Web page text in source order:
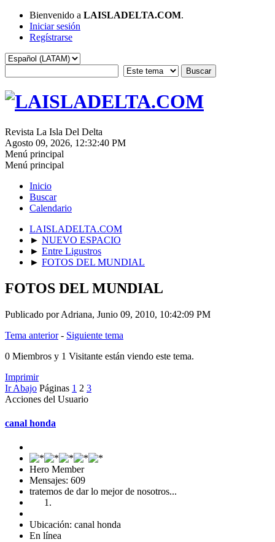
Bienvenido a LAISLADELTA.COM.
Iniciar sesión
Regístrarse
Revista La Isla Del Delta
Agosto 09, 2026, 12:32:40 PM
Menú principal
Menú principal
Inicio
Buscar
Calendario
LAISLADELTA.COM
► NUEVO ESPACIO
► Entre Ligustros
► FOTOS DEL MUNDIAL
FOTOS DEL MUNDIAL
Publicado por Adriana, Junio 09, 2010, 10:42:09 PM
Tema anterior- Siguiente tema
0 Miembros y 1 Visitante están viendo este tema.
Imprimir
Ir Abajo Páginas 1 2 3
Acciones del Usuario
canal honda
Hero Member
Mensajes: 609
tratemos de dar lo mejor de nosotros...
Ubicación: canal honda
En línea